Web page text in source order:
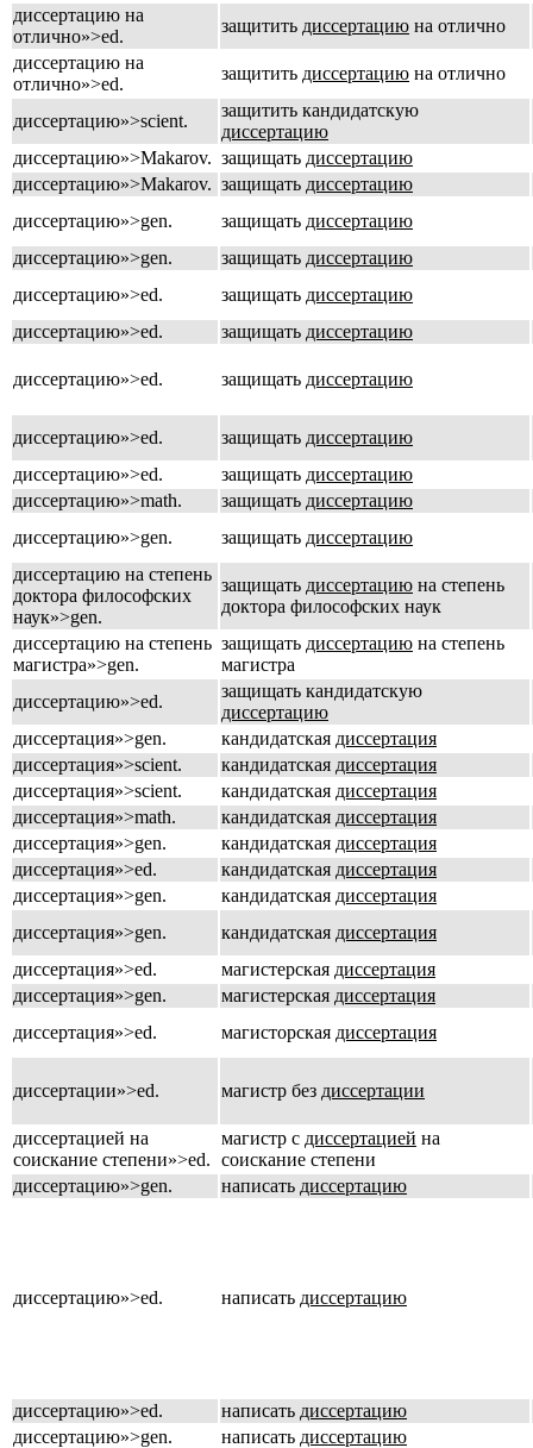
диссертацию на
отлично»>ed.
защитить диссертацию на отлично
диссертацию на
отлично»>ed.
защитить диссертацию на отлично
диссертацию»>scient.
защитить кандидатскую
диссертацию
диссертацию»>Makarov. защищать диссертацию
диссертацию»>Makarov. защищать диссертацию
диссертацию»>gen.
защищать диссертацию
диссертацию»>gen.
защищать диссертацию
диссертацию»>ed.
защищать диссертацию
диссертацию»>ed.
защищать диссертацию
диссертацию»>ed. защищать диссертацию
диссертацию»>ed. защищать диссертацию
диссертацию»>ed.
защищать диссертацию
диссертацию»>math.
защищать диссертацию
диссертацию»>gen.
защищать диссертацию
диссертацию на степень
доктора философских
наук»>gen.
защищать диссертацию на степень
доктора философских наук
диссертацию на степень
магистра»>gen.
защищать диссертацию на степень
магистра
диссертацию»>ed.
защищать кандидатскую
диссертацию
диссертация»>gen.
кандидатская диссертация
диссертация»>scient.
кандидатская диссертация
диссертация»>scient.
кандидатская диссертация
диссертация»>math.
кандидатская диссертация
диссертация»>gen.
кандидатская диссертация
диссертация»>ed.
кандидатская диссертация
диссертация»>gen.
кандидатская диссертация
диссертация»>gen.
кандидатская диссертация
диссертация»>ed.
магистерская диссертация
диссертация»>gen.
магистерская диссертация
диссертация»>ed.
магисторская диссертация
диссертации»>ed. магистр без диссертации
диссертацией на
соискание степени»>ed.
магистр с диссертацией на
соискание степени
диссертацию»>gen.
написать диссертацию
диссертацию»>ed. написать диссертацию
диссертацию»>ed. написать диссертацию
диссертацию»>gen.
написать диссертацию